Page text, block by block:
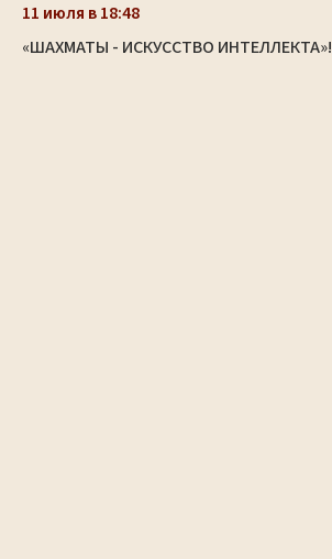
11 июля в 18:48
«ШАХМАТЫ - ИСКУССТВО ИНТЕЛЛЕКТА»!